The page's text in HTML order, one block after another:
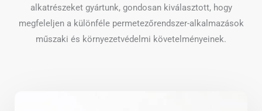
alkatrészeket gyártunk, gondosan kiválasztott, hogy
megfeleljen a különféle permetezőrendszer-alkalmazások
műszaki és környezetvédelmi követelményeinek.